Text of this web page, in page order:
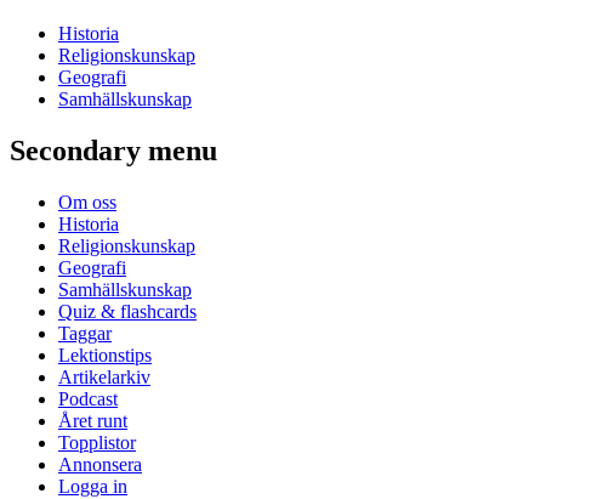
Historia
Religionskunskap
Geografi
Samhällskunskap
Secondary menu
Om oss
Historia
Religionskunskap
Geografi
Samhällskunskap
Quiz & flashcards
Taggar
Lektionstips
Artikelarkiv
Podcast
Året runt
Topplistor
Annonsera
Logga in